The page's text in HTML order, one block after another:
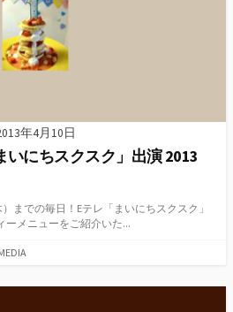
年4月10日
いにちスクスク」出演 2013
までの毎日！Eテレ「まいにちスクスク」
ーメニューをご紹介いた...